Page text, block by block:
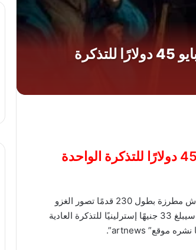
أعلن المتحف البريطانى، أن سعر تذكرة مشاهدة نسيج بايو وهو قطعة قماش مطرزة بطول 230 قدمًا تصور الغزو
النورماندي عام 1066 ، الذي سيُعرض من 10 سبتمبر إلى 11 يوليو 2027، سيبلغ 33 جنيهًا إسترلينيًا للتذكرة العادية